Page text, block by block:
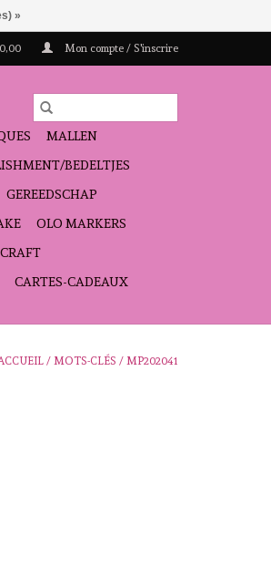
Mon compte / S'inscrire
MALLEN
BEDELTJES
GEREEDSCHAP
OLO MARKERS
CARTES-CADEAUX
/ MOTS-CLÉS / MP202041
»